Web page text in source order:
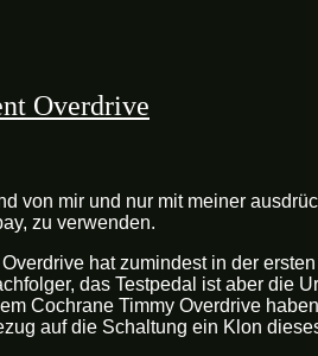
Overdrive
von mir und nur mit meiner
zu verwenden.
hat zumindest in der
das Testpedal ist aber die
Cochrane Timmy Overdrive
auf die Schaltung ein Klon